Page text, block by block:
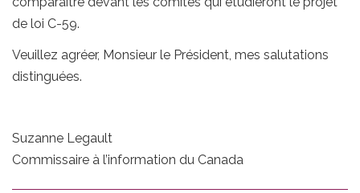
de loi C-59.
Veuillez agréer, Monsieur le Président, mes salutations
distinguées.
Suzanne Legault
Commissaire à l’information du Canada